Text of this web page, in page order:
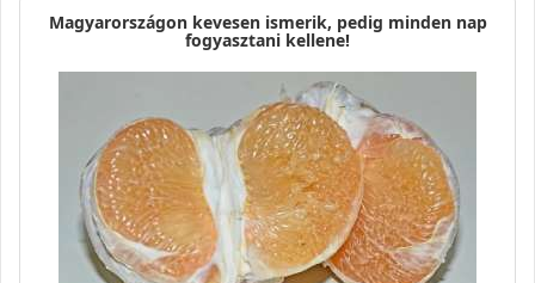
Magyarországon kevesen ismerik, pedig minden nap
fogyasztani kellene!